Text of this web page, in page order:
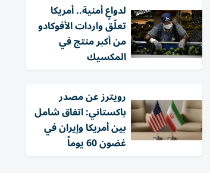
لدواعٍ أمنية.. أمريكا
تعلّق واردات الأفوكادو
من أكبر منتج في
المكسيك
‏رويترز عن مصدر
باكستاني: اتفاق شامل
بين أمريكا وإيران في
غضون 60 يوماً